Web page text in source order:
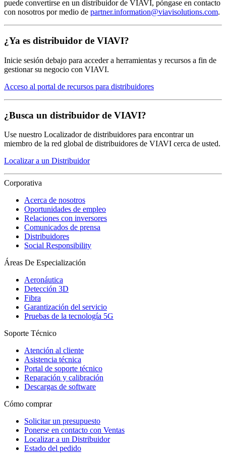
puede convertirse en un distribuidor de VIAVI, póngase en contacto
con nosotros por medio de partner.information@viavisolutions.com.
¿Ya es distribuidor de VIAVI?
Inicie sesión debajo para acceder a herramientas y recursos a fin de
gestionar su negocio con VIAVI.
Acceso al portal de recursos para distribuidores
¿Busca un distribuidor de VIAVI?
Use nuestro Localizador de distribuidores para encontrar un
miembro de la red global de distribuidores de VIAVI cerca de usted.
Localizar a un Distribuidor
Corporativa
Acerca de nosotros
Oportunidades de empleo
Relaciones con inversores
Comunicados de prensa
Distribuidores
Social Responsibility
Áreas De Especialización
Aeronáutica
Detección 3D
Fibra
Garantización del servicio
Pruebas de la tecnología 5G
Soporte Técnico
Atención al cliente
Asistencia técnica
Portal de soporte técnico
Reparación y calibración
Descargas de software
Cómo comprar
Solicitar un presupuesto
Ponerse en contacto con Ventas
Localizar a un Distribuidor
Estado del pedido